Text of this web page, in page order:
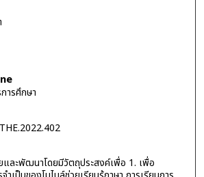
ารศึกษา
และพัฒนาโดยมีวัตถุประสงค์เพื่อ 1. เพื่อ